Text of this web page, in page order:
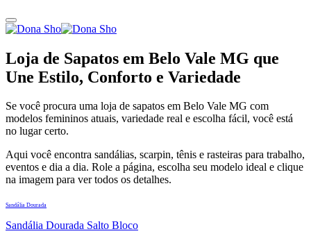
Loja de Sapatos em Belo Vale MG que
Une Estilo, Conforto e Variedade
Se você procura uma loja de sapatos em Belo Vale MG com
modelos femininos atuais, variedade real e escolha fácil, você está
no lugar certo.
Aqui você encontra sandálias, scarpin, tênis e rasteiras para trabalho,
eventos e dia a dia. Role a página, escolha seu modelo ideal e clique
na imagem para ver todos os detalhes.
Sandália Dourada
Sandália Dourada Salto Bloco